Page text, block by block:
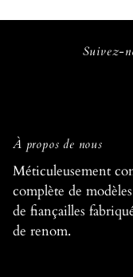
Suivez-
À propos de nous
Méticuleusement
complète de
de fiançailles
de renom.